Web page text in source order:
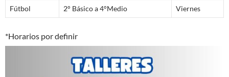
Fútbol 2° Básico a 4°Medio Viernes
*Horarios por definir